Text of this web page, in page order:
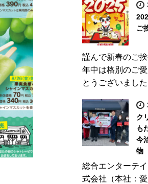
ご
謹んで新春のご
年中は格別のご
とうございまし
ク
も
今
物
総合エンターテ
式会社（本社：